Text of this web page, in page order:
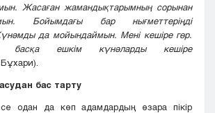
Жасаған жамандықтарымның сорынан
Бойымдағы бар нығметтеріңді
үнәмдыдамойындаймын. Мені кешіре гөр.
басқа ешкім күнәларды кешіре
бас тарту
одан да көп адамдардың өзара пікір